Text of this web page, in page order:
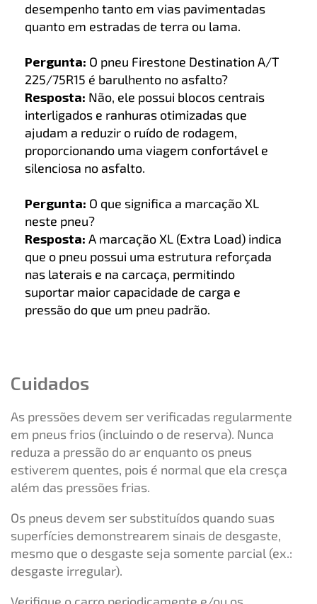
desempenho tanto em vias pavimentadas
quanto em estradas de terra ou lama.
Pergunta: O pneu Firestone Destination A/T
225/75R15 é barulhento no asfalto?
Resposta: Não, ele possui blocos centrais
interligados e ranhuras otimizadas que
ajudam a reduzir o ruído de rodagem,
proporcionando uma viagem confortável e
silenciosa no asfalto.
Pergunta: O que significa a marcação XL
neste pneu?
Resposta: A marcação XL (Extra Load) indica
que o pneu possui uma estrutura reforçada
nas laterais e na carcaça, permitindo
suportar maior capacidade de carga e
pressão do que um pneu padrão.
Cuidados
As pressões devem ser verificadas regularmente
em pneus frios (incluindo o de reserva). Nunca
reduza a pressão do ar enquanto os pneus
estiverem quentes, pois é normal que ela cresça
além das pressões frias.
Os pneus devem ser substituídos quando suas
superfícies demonstrearem sinais de desgaste,
mesmo que o desgaste seja somente parcial (ex.:
desgaste irregular).